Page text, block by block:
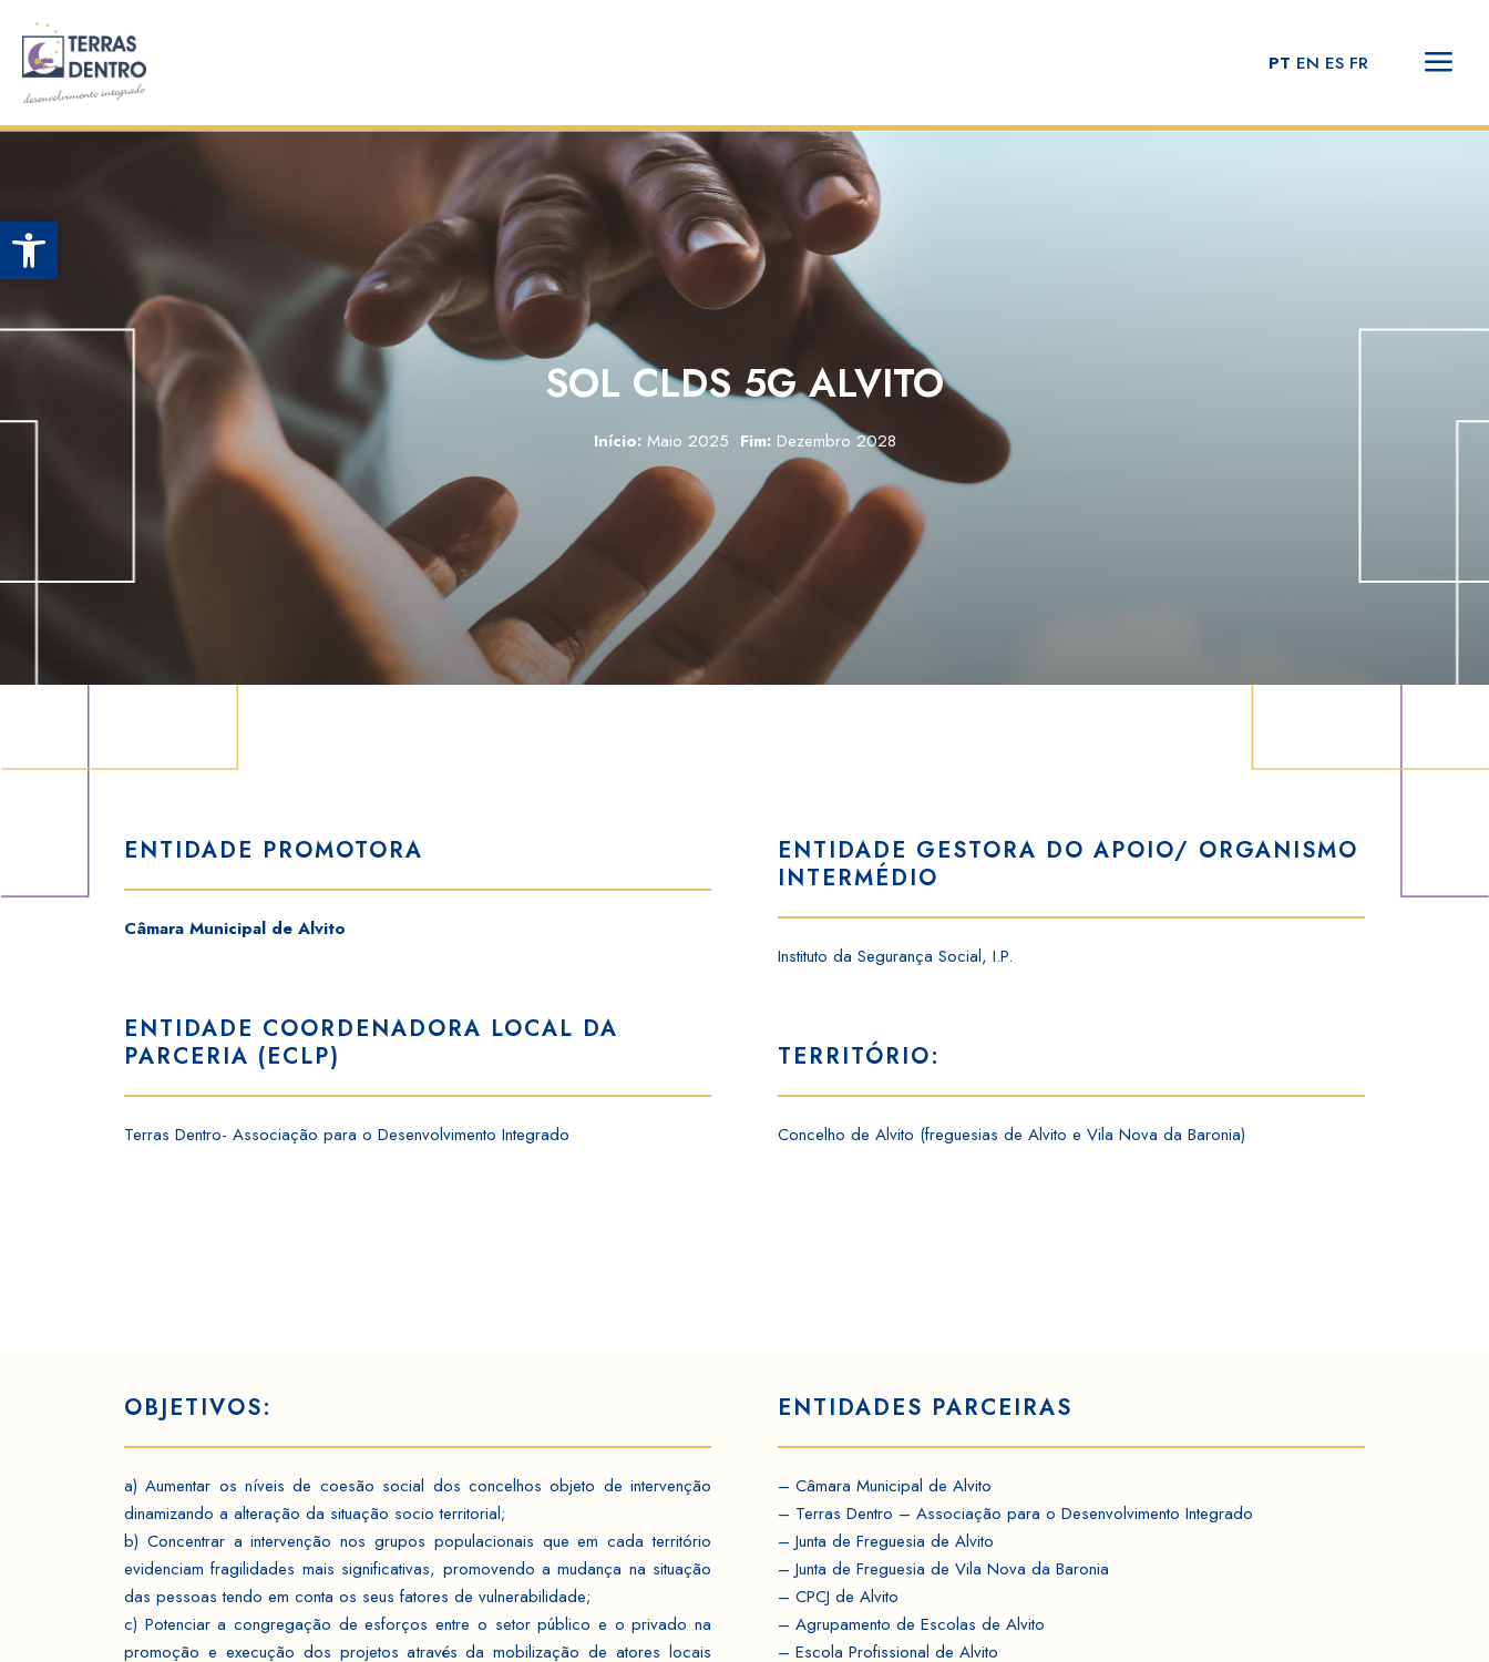
Open toolbar
PT EN ES FR
SOL CLDS 5G ALVITO
Início:Maio 2025 Fim:Dezembro 2028
ENTIDADE PROMOTORA
Câmara Municipal de Alvito
ENTIDADE COORDENADORA LOCAL DA
PARCERIA (ECLP)
Terras Dentro- Associação para o Desenvolvimento Integrado
ENTIDADE GESTORA DO APOIO/ ORGANISMO
INTERMÉDIO
Instituto da Segurança Social, I.P.
TERRITÓRIO:
Concelho de Alvito (freguesias de Alvito e Vila Nova da Baronia)
OBJETIVOS:
a) Aumentar os níveis de coesão social dos concelhos objeto de intervenção
dinamizando a alteração da situação socio territorial;
b) Concentrar a intervenção nos grupos populacionais que em cada território
evidenciam fragilidades mais significativas, promovendo a mudança na situação
das pessoas tendo em conta os seus fatores de vulnerabilidade;
c) Potenciar a congregação de esforços entre o setor público e o privado na
promoção e execução dos projetos através da mobilização de atores locais
ENTIDADES PARCEIRAS
– Câmara Municipal de Alvito
– Terras Dentro – Associação para o Desenvolvimento Integrado
– Junta de Freguesia de Alvito
– Junta de Freguesia de Vila Nova da Baronia
– CPCJ de Alvito
– Agrupamento de Escolas de Alvito
– Escola Profissional de Alvito